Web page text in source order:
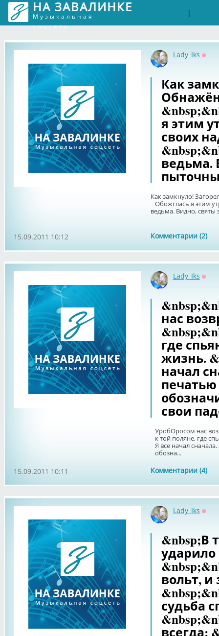
НА ЗАВАЛИНКЕ
Музыкальная
соцсеть
|
Lady_Iks
Как
я этим
своих
ведьма.
Как замкнуло!
Обожглась я этим
ведьма. Видно,
Комментарии (2)
15.09.2011 10:12
Lady_Iks
нас
где
жизнь.
начал
печатью
свои
УробОросом нас
к той поляне, где
Я все начал
обозна...
Комментарии (4)
15.09.2011 10:11
Lady_Iks
&nbsp;В
ударило
вольт,
судьба
всегда: